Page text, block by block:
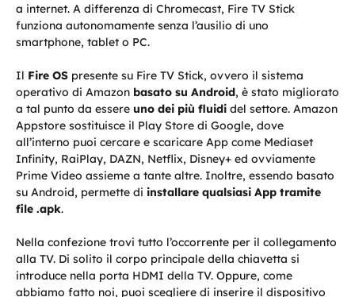
a internet. A differenza di Chromecast, Fire TV Stick
funziona autonomamente senza l’ausilio di uno
smartphone, tablet o PC.
Il Fire OS presente su Fire TV Stick, ovvero il sistema
operativo di Amazon basato su Android, è stato migliorato
a tal punto da essere uno dei più fluidi del settore. Amazon
Appstore sostituisce il Play Store di Google, dove
all’interno puoi cercare e scaricare App come Mediaset
Infinity, RaiPlay, DAZN, Netflix, Disney+ ed ovviamente
Prime Video assieme a tante altre. Inoltre, essendo basato
su Android, permette di installare qualsiasi App tramite
file .apk.
Nella confezione trovi tutto l’occorrente per il collegamento
alla TV. Di solito il corpo principale della chiavetta si
introduce nella porta HDMI della TV. Oppure, come
abbiamo fatto noi, puoi scegliere di inserire il dispositivo